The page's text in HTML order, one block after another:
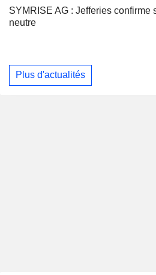
SYMRISE AG : Jefferies confirme
neutre
Plus d'actualités